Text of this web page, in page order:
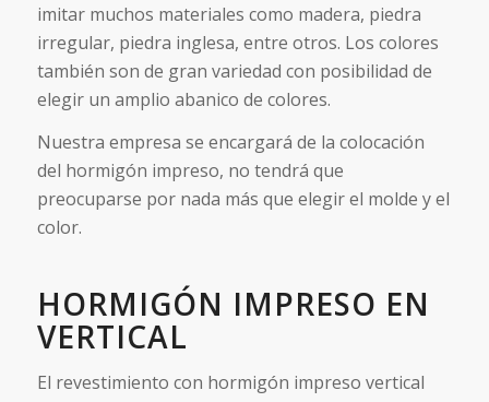
imitar muchos materiales como madera, piedra
irregular, piedra inglesa, entre otros. Los colores
también son de gran variedad con posibilidad de
elegir un amplio abanico de colores.
Nuestra empresa se encargará de la colocación
del hormigón impreso, no tendrá que
preocuparse por nada más que elegir el molde y el
color.
HORMIGÓN IMPRESO EN
VERTICAL
El revestimiento con hormigón impreso vertical